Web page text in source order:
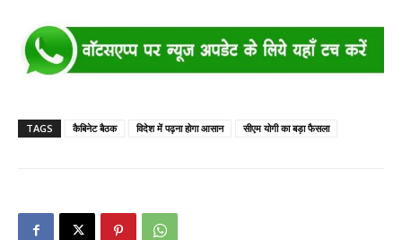
TAGS कैबिनेट बैठक विदेश में पढ़ना होगा आसान सीएम योगी का बड़ा फैसला